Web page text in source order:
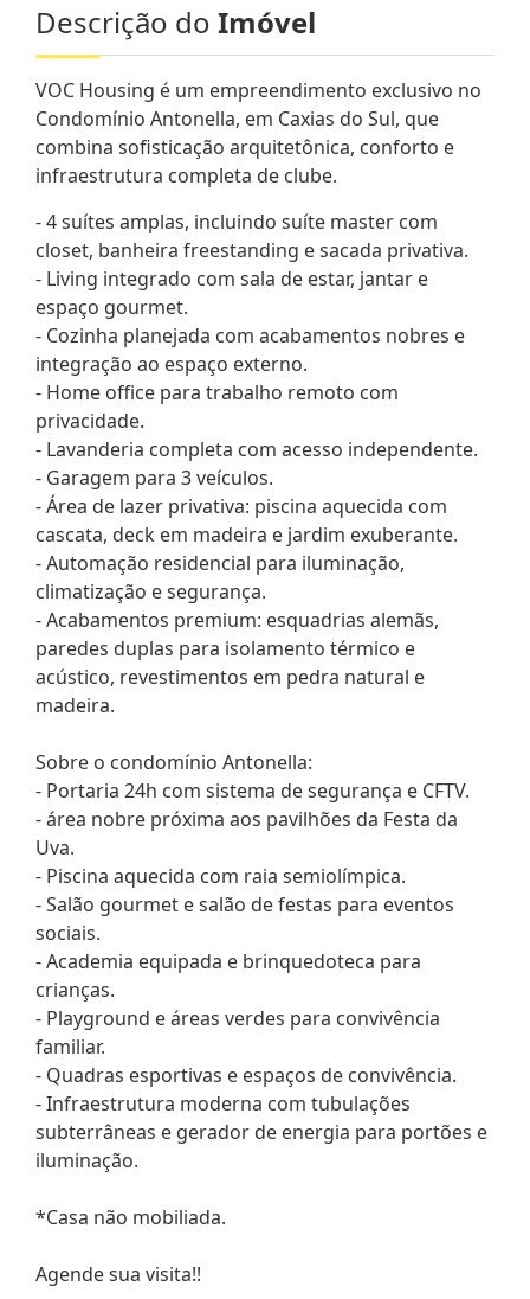
Descrição do Imóvel
VOC Housing é um empreendimento exclusivo no
Condomínio Antonella, em Caxias do Sul, que
combina sofisticação arquitetônica, conforto e
infraestrutura completa de clube.
- 4 suítes amplas, incluindo suíte master com
closet, banheira freestanding e sacada privativa.
- Living integrado com sala de estar, jantar e
espaço gourmet.
- Cozinha planejada com acabamentos nobres e
integração ao espaço externo.
- Home office para trabalho remoto com
privacidade.
- Lavanderia completa com acesso independente.
- Garagem para 3 veículos.
- Área de lazer privativa: piscina aquecida com
cascata, deck em madeira e jardim exuberante.
- Automação residencial para iluminação,
climatização e segurança.
- Acabamentos premium: esquadrias alemãs,
paredes duplas para isolamento térmico e
acústico, revestimentos em pedra natural e
madeira.
Sobre o condomínio Antonella:
- Portaria 24h com sistema de segurança e CFTV.
- área nobre próxima aos pavilhões da Festa da
Uva.
- Piscina aquecida com raia semiolímpica.
- Salão gourmet e salão de festas para eventos
sociais.
- Academia equipada e brinquedoteca para
crianças.
- Playground e áreas verdes para convivência
familiar.
- Quadras esportivas e espaços de convivência.
- Infraestrutura moderna com tubulações
subterrâneas e gerador de energia para portões e
iluminação.
*Casa não mobiliada.
Agende sua visita!!